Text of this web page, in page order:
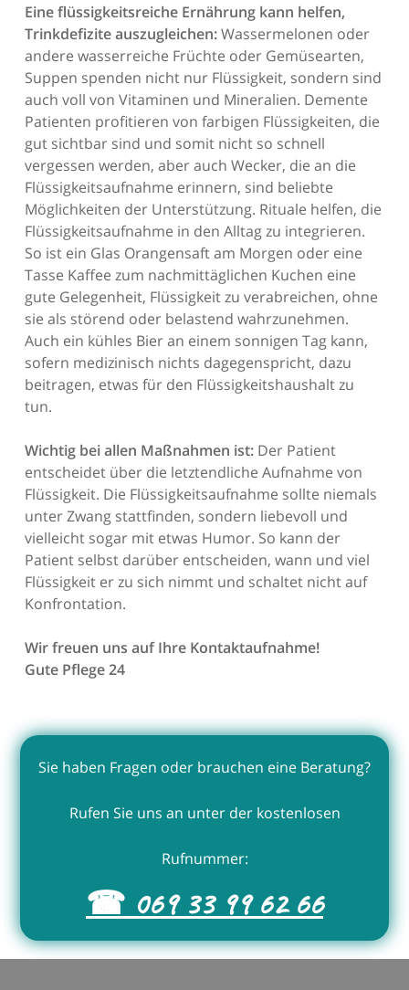
Eine flüssigkeitsreiche Ernährung kann helfen,
Trinkdefizite auszugleichen:Wassermelonen oder
andere wasserreiche Früchte oder Gemüsearten,
Suppen spenden nicht nur Flüssigkeit, sondern sind
auch voll von Vitaminen und Mineralien. Demente
Patienten profitieren von farbigen Flüssigkeiten, die
gut sichtbar sind und somit nicht so schnell
vergessen werden, aber auch Wecker, die an die
Flüssigkeitsaufnahme erinnern, sind beliebte
Möglichkeiten der Unterstützung. Rituale helfen, die
Flüssigkeitsaufnahme in den Alltag zu integrieren.
So ist ein Glas Orangensaft am Morgen oder eine
Tasse Kaffee zum nachmittäglichen Kuchen eine
gute Gelegenheit, Flüssigkeit zu verabreichen, ohne
sie als störend oder belastend wahrzunehmen.
Auch ein kühles Bier an einem sonnigen Tag kann,
sofern medizinisch nichts dagegenspricht, dazu
beitragen, etwas für den Flüssigkeitshaushalt zu
tun.
Wichtig bei allen Maßnahmen ist:Der Patient
entscheidet über die letztendliche Aufnahme von
Flüssigkeit. Die Flüssigkeitsaufnahme sollte niemals
unter Zwang stattfinden, sondern liebevoll und
vielleicht sogar mit etwas Humor. So kann der
Patient selbst darüber entscheiden, wann und viel
Flüssigkeit er zu sich nimmt und schaltet nicht auf
Konfrontation.
Wir freuen uns auf Ihre Kontaktaufnahme!
Gute Pflege 24
Sie haben Fragen oder brauchen eine Beratung?
Rufen Sie uns an unter der kostenlosen
Rufnummer:
☎ 069 33 99 62 66